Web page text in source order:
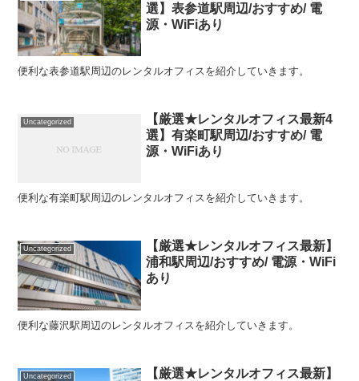
選】表参道駅周辺/おすすめ/ 電
源・WiFiあり
便利な表参道駅周辺のレンタルオフィスを紹介していきます。
Uncategorized
【厳選★レンタルオフィス最新4
選】有楽町駅周辺/おすすめ/ 電
源・WiFiあり
便利な有楽町駅周辺のレンタルオフィスを紹介していきます。
Uncategorized
【厳選★レンタルオフィス最新】
浦和駅周辺/おすすめ/ 電源・WiFi
あり
便利な藤沢駅周辺のレンタルオフィスを紹介していきます。
Uncategorized
【厳選★レンタルオフィス最新】